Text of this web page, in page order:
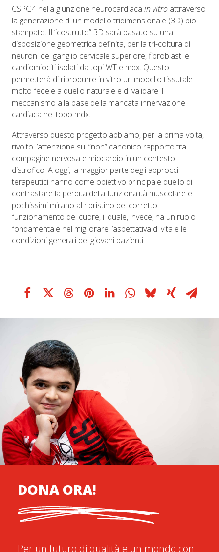
CSPG4 nella giunzione neurocardiaca in vitro attraverso
la generazione di un modello tridimensionale (3D) bio-
stampato. Il “costrutto” 3D sarà basato su una
disposizione geometrica definita, per la tri-coltura di
neuroni del ganglio cervicale superiore, fibroblasti e
cardiomiociti isolati da topi WT e mdx. Questo
permetterà di riprodurre in vitro un modello tissutale
molto fedele a quello naturale e di validare il
meccanismo alla base della mancata innervazione
cardiaca nel topo mdx.
Attraverso questo progetto abbiamo, per la prima volta,
rivolto l’attenzione sul “non” canonico rapporto tra
compagine nervosa e miocardio in un contesto
distrofico. A oggi, la maggior parte degli approcci
terapeutici hanno come obiettivo principale quello di
contrastare la perdita della funzionalità muscolare e
pochissimi mirano al ripristino del corretto
funzionamento del cuore, il quale, invece, ha un ruolo
fondamentale nel migliorare l’aspettativa di vita e le
condizioni generali dei giovani pazienti.
DONA ORA!
Per un futuro di qualità e un mondo con